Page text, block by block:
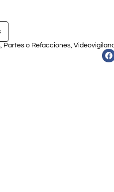
, Partes o Refacciones,